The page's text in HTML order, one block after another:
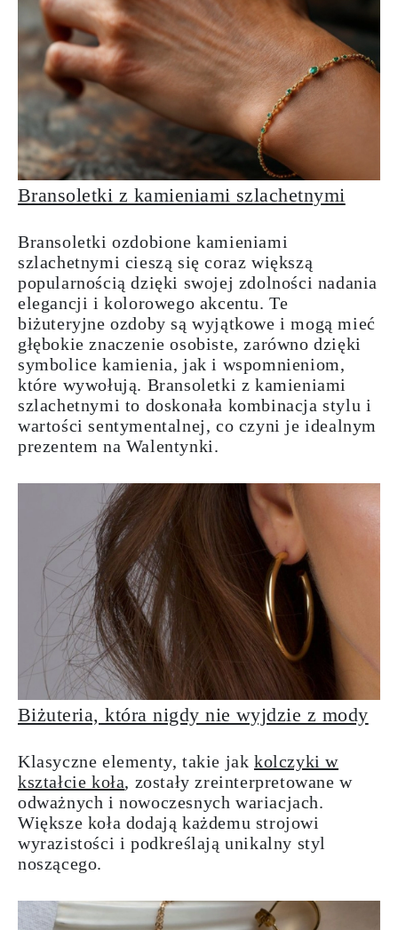
Bransoletki z kamieniami szlachetnymi
Bransoletki ozdobione kamieniami
szlachetnymi cieszą się coraz większą
popularnością dzięki swojej zdolności nadania
elegancji i kolorowego akcentu. Te
biżuteryjne ozdoby są wyjątkowe i mogą mieć
głębokie znaczenie osobiste, zarówno dzięki
symbolice kamienia, jak i wspomnieniom,
które wywołują. Bransoletki z kamieniami
szlachetnymi to doskonała kombinacja stylu i
wartości sentymentalnej, co czyni je idealnym
prezentem na Walentynki.
Biżuteria, która nigdy nie wyjdzie z mody
Klasyczne elementy, takie jakkolczyki w
kształcie koła, zostały zreinterpretowane w
odważnych i nowoczesnych wariacjach.
Większe koła dodają każdemu strojowi
wyrazistości i podkreślają unikalny styl
noszącego.